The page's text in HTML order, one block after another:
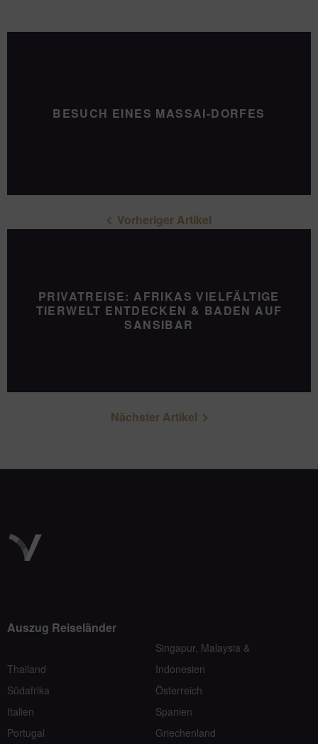
BESUCH EINES MASSAI-DORFES
Vorheriger Artikel
PRIVATREISE: AFRIKAS VIELFÄLTIGE
TIERWELT ENTDECKEN & BADEN AUF
SANSIBAR
Nächster Artikel
Auszug Reiseländer
Thailand
Singapur, Malaysia &
Indonesien
Südafrika
Österreich
Italien
Spanien
Portugal
Griechenland